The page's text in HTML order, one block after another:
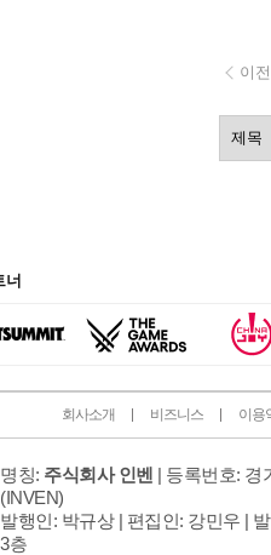
이전
회사소개 비즈니스 이용
명칭: 주식회사 인벤 | 등록번호: 경
(INVEN)
발행인: 박규상 | 편집인: 강민우 |
3층